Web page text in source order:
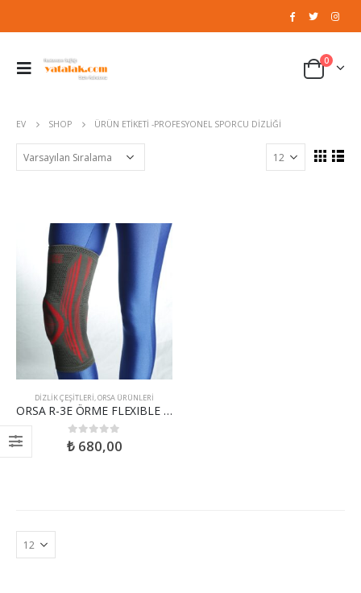
0
EV SHOP ÜRÜN ETIKETI -PROFESYONEL SPORCU DIZLIĞI
DIZLIK ÇEŞITLERI,ORSA ÜRÜNLERI
ORSA R-3E ÖRME FLEXIBLE BALENLİ PATELLA DESTEKLİ DİZLİK
0 out of 5
₺680,00